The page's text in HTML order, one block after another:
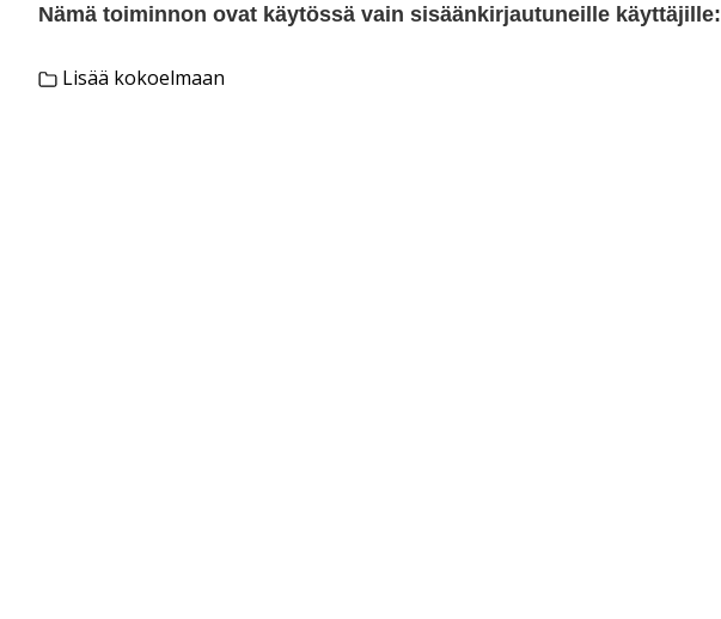
Nämä toiminnon ovat käytössä vain sisäänkirjautuneille käyttäjille:
Lisää kokoelmaan